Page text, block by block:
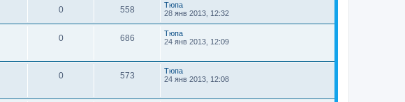
0 558
Тюпа
28 янв 2013, 12:32
0 686
Тюпа
24 янв 2013, 12:09
0 573
Тюпа
24 янв 2013, 12:08